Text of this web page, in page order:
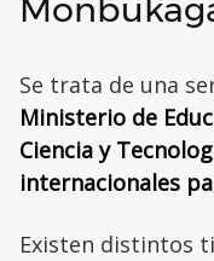
Se trata de una
Ministerio de
Ciencia y
internacionales
Existen distintos